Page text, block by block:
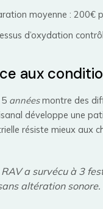
moyenne : 200€
d’oxydation
aux
annéesmontre des
développe une
résiste mieux aux
RAV a survécu à 3
altération sonore.